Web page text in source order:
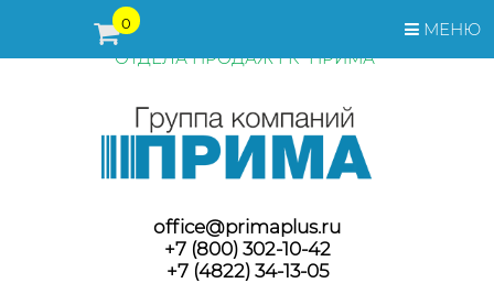
МЕНЮ
0
ПЕРЕД ОФОРМЛЕНИЕМ ЗАКАЗА, СТОИМОСТЬ И СРОКИ
ПОСТАВКИ ТОВАРА УТОЧНЯЙТЕ У МЕНЕДЖЕРОВ
ОТДЕЛА ПРОДАЖ ГК "ПРИМА"
office@primaplus.ru
+7 (800) 302-10-42
+7 (4822) 34-13-05